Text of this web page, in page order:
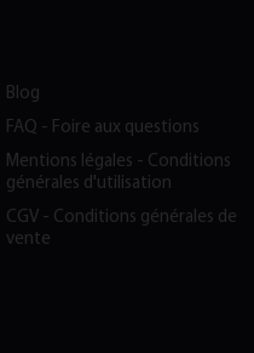
Blog
FAQ - Foire aux questions
Mentions légales - Conditions
générales d'utilisation
CGV - Conditions générales de
vente